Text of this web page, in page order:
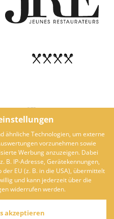
ähnliche Technologien, um externe
vorzunehmen sowie
Werbung anzuzeigen. Dabei
B. IP-Adresse, Gerätekennungen,
EU (z. B. in die USA), übermittelt
und kann jederzeit über die
widerrufen werden.
akzeptieren